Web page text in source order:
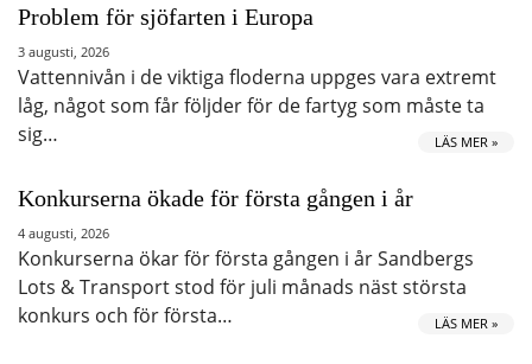
Problem för sjöfarten i Europa
3 augusti, 2026
Vattennivån i de viktiga floderna uppges vara extremt
låg, något som får följder för de fartyg som måste ta
sig…
LÄS MER »
Konkurserna ökade för första gången i år
4 augusti, 2026
Konkurserna ökar för första gången i år Sandbergs
Lots & Transport stod för juli månads näst största
konkurs och för första…
LÄS MER »